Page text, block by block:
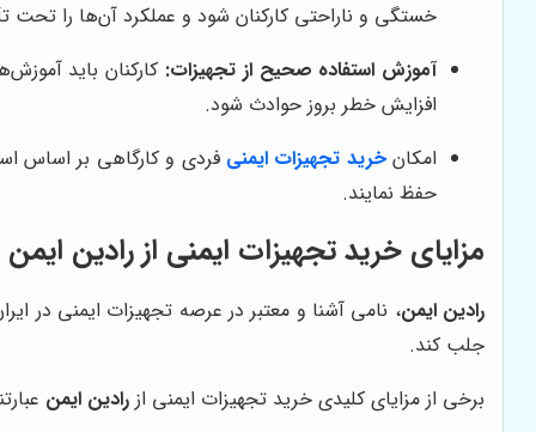
خستگی و ناراحتی کارکنان شود و عملکرد آن‌ها را تحت
آموزش استفاده صحیح از تجهیزات: کارکنان باید
افزایش خطر بروز حوادث شود.
امکانخرید تجهیزات ایمنی فردی و کارگاهی بر اساس
حفظ نمایند.
مزایای خرید تجهیزات ایمنی از رادین ایمن
رادین ایمن، نامی آشنا و معتبر در عرصه تجهیزات ایمنی در
جلب کند.
برخی از مزایای کلیدی خرید تجهیزات ایمنی از رادین ایمن